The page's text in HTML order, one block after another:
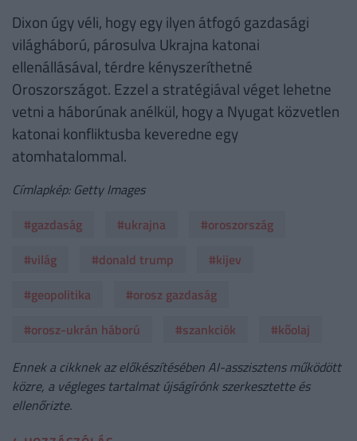
Dixon úgy véli, hogy egy ilyen átfogó gazdasági
világháború, párosulva Ukrajna katonai
ellenállásával, térdre kényszeríthetné
Oroszországot. Ezzel a stratégiával véget lehetne
vetni a háborúnak anélkül, hogy a Nyugat közvetlen
katonai konfliktusba keveredne egy
atomhatalommal.
Címlapkép: Getty Images
#gazdaság
#ukrajna
#oroszország
#világ
#donald trump
#kijev
#geopolitika
#orosz gazdaság
#orosz-ukrán háború
#szankciók
#kőolaj
Ennek a cikknek az előkészítésében AI-asszisztens működött
közre, a végleges tartalmat újságírónk szerkesztette és
ellenőrizte.